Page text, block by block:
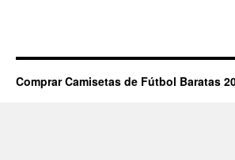
Comprar Camisetas de Fútbol Baratas